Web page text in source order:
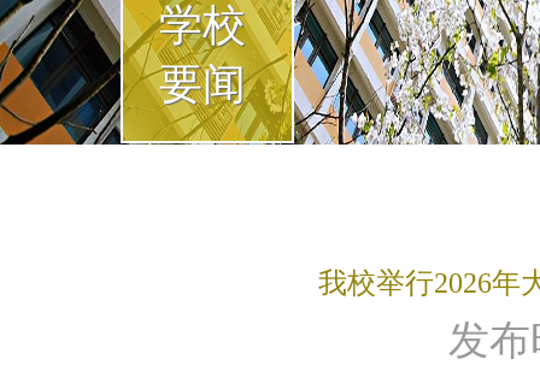
学校
要闻
我校举行2026年
发布